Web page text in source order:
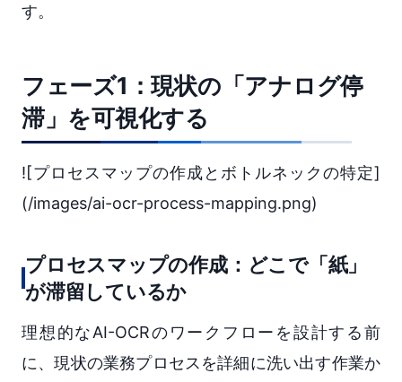
す。
フェーズ1：現状の「アナログ停
滞」を可視化する
![プロセスマップの作成とボトルネックの特定]
(/images/ai-ocr-process-mapping.png)
プロセスマップの作成：どこで「紙」
が滞留しているか
理想的なAI-OCRのワークフローを設計する前
に、現状の業務プロセスを詳細に洗い出す作業か